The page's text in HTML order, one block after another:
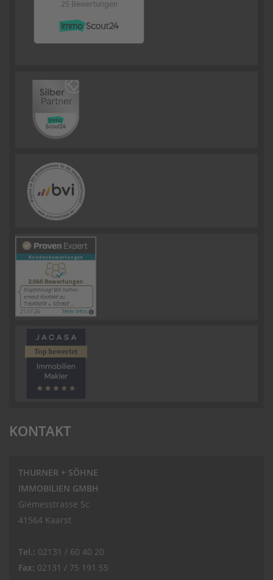
KONTAKT
THURNER + SÖHNE
IMMOBILIEN GMBH
Giemesstrasse 5c
41564 Kaarst
Tel.: 02131 / 60 40 20
Fax: 02131 / 75 191 55